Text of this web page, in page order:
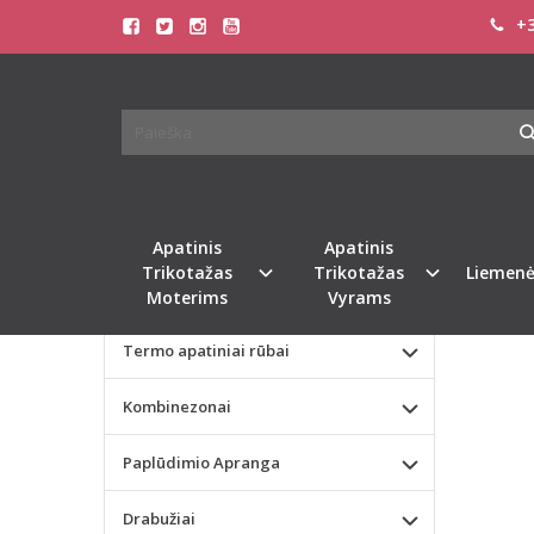
Apatinis
Trikotažas
Moterims
Apatinis
Trikotažas
Vyrams
Valentino dienos dovana
Liemenėlės
Termo apatiniai rūbai
Kombinezonai
Paplūdimio Apranga
Drabužiai